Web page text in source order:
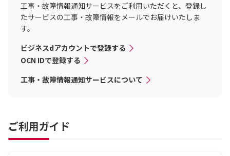
工事・故障情報通知サービスをご利用いただくと、登録し
たサービスの工事・故障情報をメールでお届けいたしま
す。
ビジネスdアカウントで登録する
OCN IDで登録する
工事・故障情報通知サービスについて
ご利用ガイド